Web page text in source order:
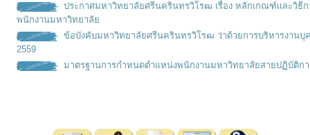
ประกาศมหาวิทยาลัยศรีนครินทรวิโรฒ เรื่อง หลักเกณฑ์เเละวิธี
พนักงานมหาวิทยาลัย
ข้อบังคับมหาวิทยาลัยศรีนครินทรวิโรฒ ว่าด้วยการบริหารงาน
2559
มาตรฐานการกำหนดตำเเหน่งพนักงานมหาวิทยาลัยสายปฏิบัติก